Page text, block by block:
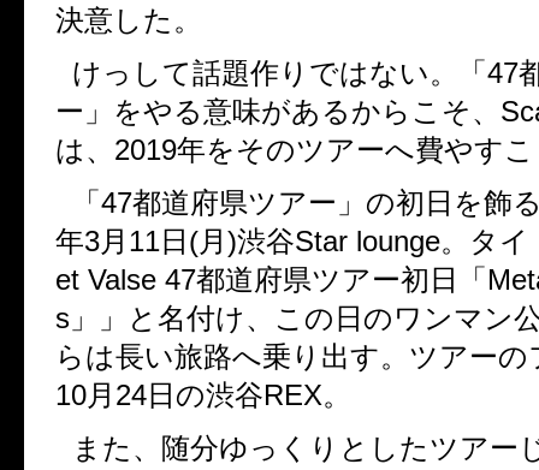
決意した。
けっして話題作りではない。「 47
ー」をやる意味があるからこそ、
は、 2019年をそのツアーへ費やす
「 47都道府県ツアー」の初日を飾
年3月 11日 (月 )渋谷Star lounge。タイ
et Valse 47都道府県ツアー初日「
s 」」と名付け、この日のワンマン
らは長い旅路へ乗り出す。ツアー
10月 24日の渋谷REX。
また、随分ゆっくりとしたツアー